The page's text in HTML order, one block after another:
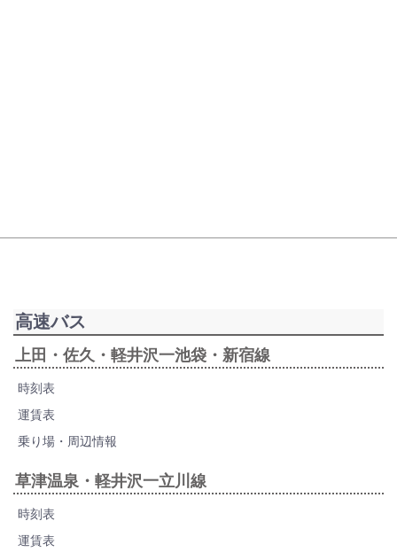
高速バス
上田・佐久・軽井沢一池袋・新宿線
時刻表
運賃表
乗り場・周辺情報
草津温泉・軽井沢一立川線
時刻表
運賃表